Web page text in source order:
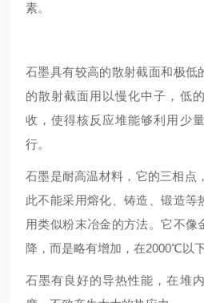
素。
石墨具有较高的散射截面和极低
的散射截面用以慢化中子，低
收，使得核反应堆能够利用少
行。
石墨是耐高温材料，它的三相点
此不能采用熔化、铸造、锻造等
用类似粉末冶金的方法。它不像
降，而是略有增加，在2000℃以
石墨有良好的导热性能，在堆